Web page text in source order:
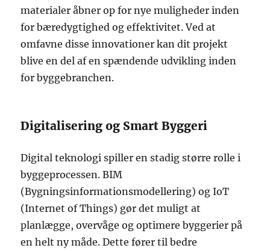
materialer åbner op for nye muligheder inden
for bæredygtighed og effektivitet. Ved at
omfavne disse innovationer kan dit projekt
blive en del af en spændende udvikling inden
for byggebranchen.
Digitalisering og Smart Byggeri
Digital teknologi spiller en stadig større rolle i
byggeprocessen. BIM
(Bygningsinformationsmodellering) og IoT
(Internet of Things) gør det muligt at
planlægge, overvåge og optimere byggerier på
en helt ny måde. Dette fører til bedre